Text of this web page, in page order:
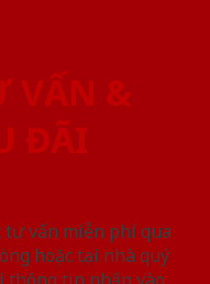
VẤN &
ĐÃI
vấn miễn phí qua
hoặc tại nhà quý